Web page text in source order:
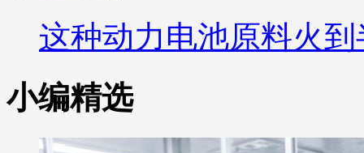
这种动力电池原料火
小编精选